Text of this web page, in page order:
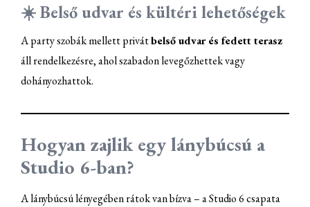
☀️ Belső udvar és kültéri lehetőségek
A party szobák mellett privátbelső udvar és fedett terasz
áll rendelkezésre, ahol szabadon levegőzhettek vagy
dohányozhattok.
Hogyan zajlik egy lánybúcsú a
Studio 6-ban?
A lánybúcsú lényegében rátok van bízva – a Studio 6 csapata